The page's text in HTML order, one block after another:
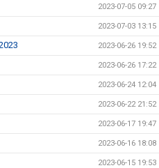
2023-07-05 09:27
2023-07-03 13:15
2023-06-26 19:52
2023-06-26 17:22
2023-06-24 12:04
2023-06-22 21:52
2023-06-17 19:47
2023-06-16 18:08
2023-06-15 19:53